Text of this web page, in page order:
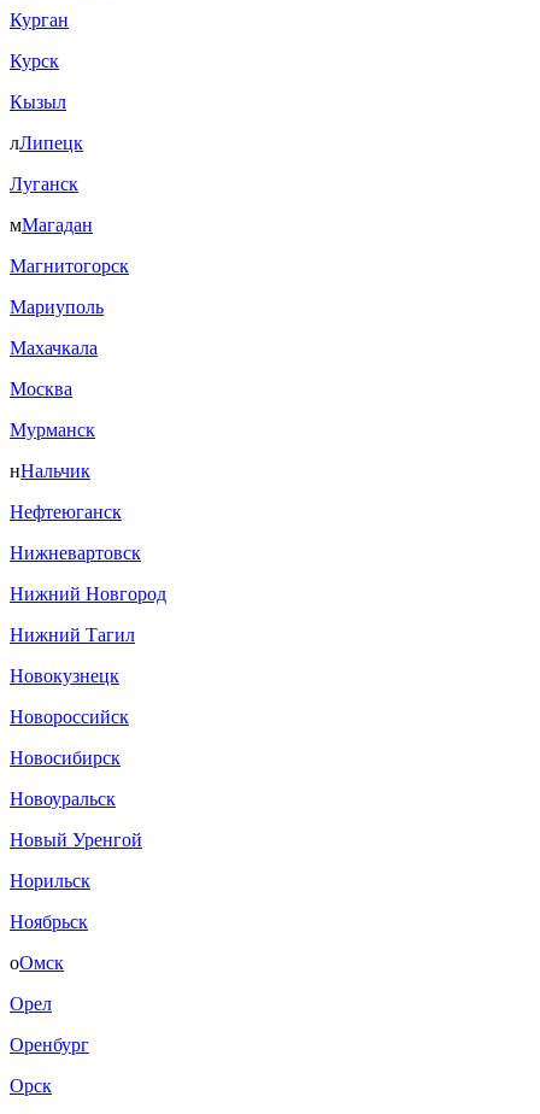
Курган
Курск
Кызыл
лЛипецк
Луганск
мМагадан
Магнитогорск
Мариуполь
Махачкала
Москва
Мурманск
нНальчик
Нефтеюганск
Нижневартовск
Нижний Новгород
Нижний Тагил
Новокузнецк
Новороссийск
Новосибирск
Новоуральск
Новый Уренгой
Норильск
Ноябрьск
оОмск
Орел
Оренбург
Орск